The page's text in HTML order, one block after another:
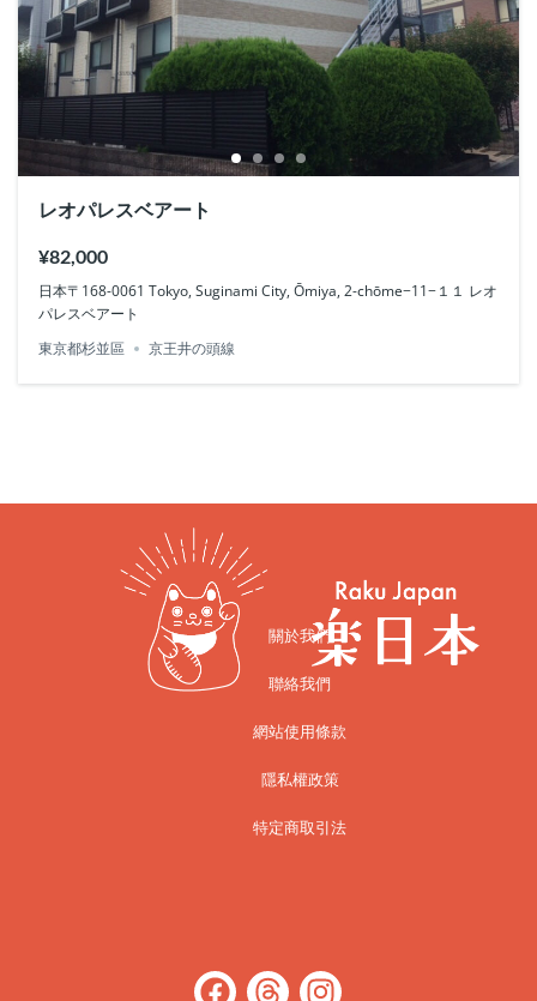
レオパレスベアート
¥82,000
日本〒168-0061 Tokyo, Suginami City, Ōmiya, 2-chōme−11−１１ レオ
パレスベアート
東京都杉並區
京王井の頭線
關於我們
聯絡我們
網站使用條款
隱私權政策
特定商取引法